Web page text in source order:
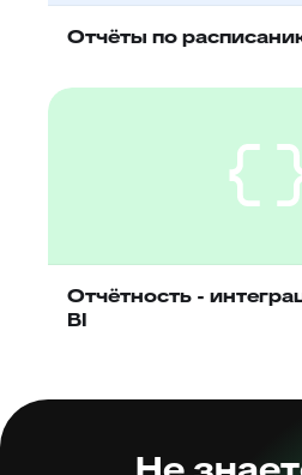
Отчёты по
Отчётность -
BI